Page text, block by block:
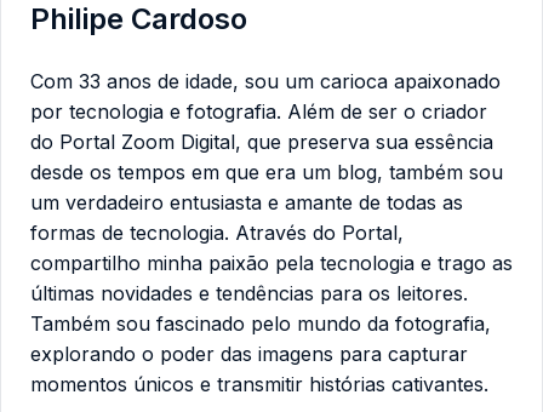
Philipe Cardoso
Com 33 anos de idade, sou um carioca apaixonado
por tecnologia e fotografia. Além de ser o criador
do Portal Zoom Digital, que preserva sua essência
desde os tempos em que era um blog, também sou
um verdadeiro entusiasta e amante de todas as
formas de tecnologia. Através do Portal,
compartilho minha paixão pela tecnologia e trago as
últimas novidades e tendências para os leitores.
Também sou fascinado pelo mundo da fotografia,
explorando o poder das imagens para capturar
momentos únicos e transmitir histórias cativantes.